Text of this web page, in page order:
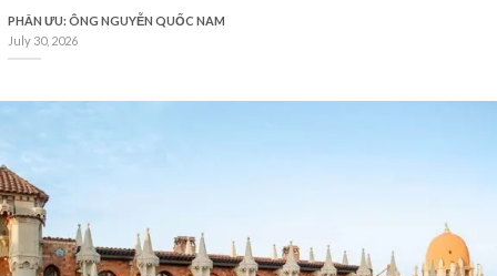
PHÂN ƯU: ÔNG NGUYỄN QUỐC NAM
July 30, 2026